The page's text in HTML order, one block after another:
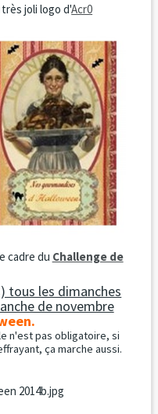
joli logo d'Acr0
cadre du Challenge de
tous les dimanches
de novembre
n'est pas obligatoire, si
ça marche aussi.